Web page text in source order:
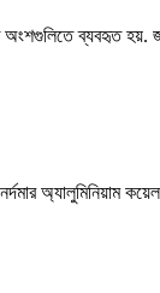
অংশগুলিতে ব্যবহৃত
অ্যালুমিনিয়াম